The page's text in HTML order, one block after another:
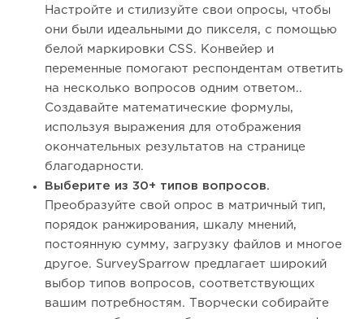
Настройте и стилизуйте свои опросы, чтобы
они были идеальными до пикселя, с помощью
белой маркировки CSS. Конвейер и
переменные помогают респондентам ответить
на несколько вопросов одним ответом..
Создавайте математические формулы,
используя выражения для отображения
окончательных результатов на странице
благодарности.
Выберите из 30+ типов вопросов.
Преобразуйте свой опрос в матричный тип,
порядок ранжирования, шкалу мнений,
постоянную сумму, загрузку файлов и многое
другое. SurveySparrow предлагает широкий
выбор типов вопросов, соответствующих
вашим потребностям. Творчески собирайте